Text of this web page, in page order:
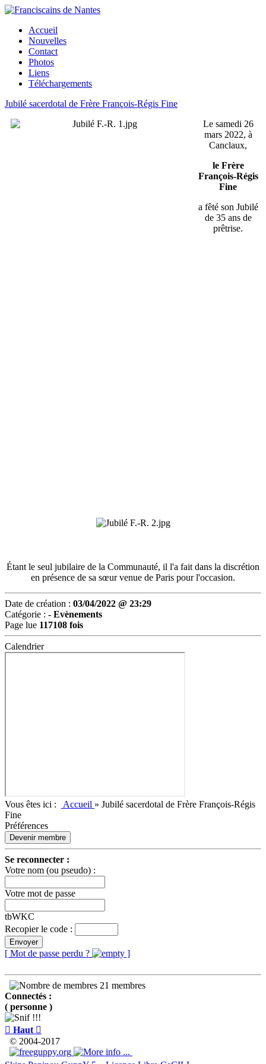
Accueil
Nouvelles
Contact
Photos
Liens
Téléchargements
Jubilé sacerdotal de Frère François-Régis Fine
Le samedi 26
mars 2022, à
Canclaux,
le Frère
François-Régis
Fine
a fêté son Jubilé
de 35 ans de
prêtrise.
Étant le seul jubilaire de la Communauté, il l'a fait dans la discrétion
en présence de sa sœur venue de Paris pour l'occasion.
Date de création : 03/04/2022 @ 23:29
Catégorie : - Evènements
Page lue 117108 fois
Calendrier
Vous êtes ici : Accueil » Jubilé sacerdotal de Frère François-Régis
Fine
Préférences
Devenir membre
Se reconnecter :
Votre nom (ou pseudo) :
Votre mot de passe
tbWKC
Recopier le code :
Envoyer
[ Mot de passe perdu ? ]
21 membres
Connectés :
( personne )
 Haut 
© 2004-2017